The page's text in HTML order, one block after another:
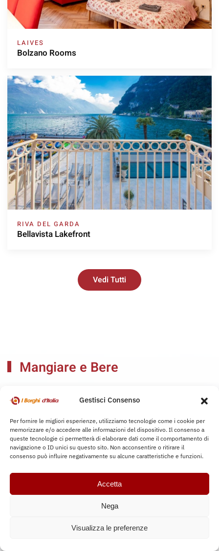
Gestisci Consenso
Per fornire le migliori esperienze, utilizziamo tecnologie come i cookie per
memorizzare e/o accedere alle informazioni del dispositivo. Il consenso a
queste tecnologie ci permetterà di elaborare dati come il comportamento di
navigazione o ID unici su questo sito. Non acconsentire o ritirare il
consenso può influire negativamente su alcune caratteristiche e funzioni.
Accetta
Nega
Visualizza le preferenze
LAIVES
Bolzano Rooms
RIVA DEL GARDA
Bellavista Lakefront
Vedi Tutti
Mangiare e Bere
e cucine d’eccellenza che raccontano la tradizione.